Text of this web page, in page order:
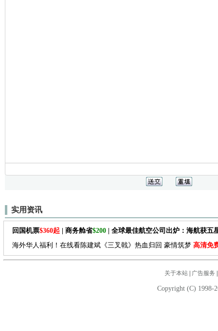
实用资讯
回国机票$360起 | 商务舱省$200 | 全球最佳航空公司出炉：海航获五
海外华人福利！在线看陈建斌《三叉戟》热血归回 豪情筑梦 高清免
关于本站| 广告服务
Copyright (C) 1998-